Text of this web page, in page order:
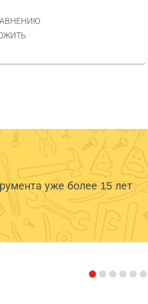
уже более 15 лет